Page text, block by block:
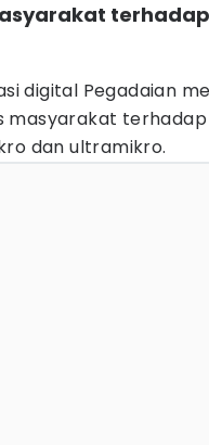
digital Pegadaian
masyarakat
dan ultramikro.